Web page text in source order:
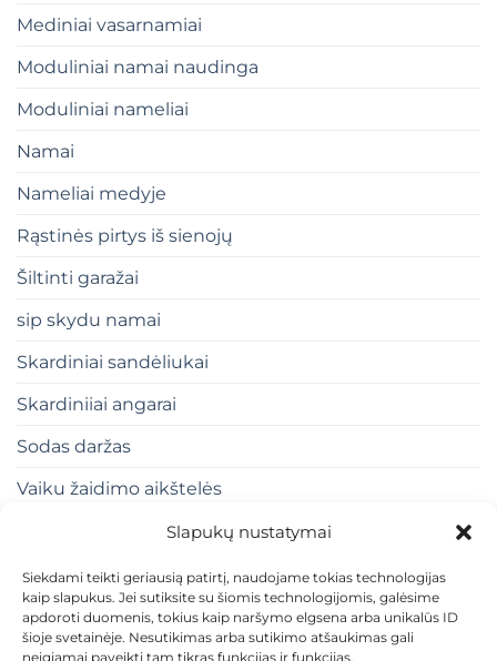
Slapukų nustatymai
Siekdami teikti geriausią patirtį, naudojame tokias technologijas
kaip slapukus. Jei sutiksite su šiomis technologijomis, galėsime
apdoroti duomenis, tokius kaip naršymo elgsena arba unikalūs ID
šioje svetainėje. Nesutikimas arba sutikimo atšaukimas gali
neigiamai paveikti tam tikras funkcijas ir funkcijas.
Mediniai vasarnamiai
Moduliniai namai naudinga
Moduliniai nameliai
Namai
Nameliai medyje
Rąstinės pirtys iš sienojų
Šiltinti garažai
sip skydu namai
Skardiniai sandėliukai
Skardiniiai angarai
Sodas daržas
Vaiku žaidimo aikštelės